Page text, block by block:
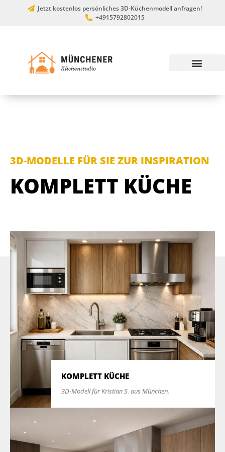
Jetzt kostenlos persönliches 3D-Küchenmodell anfragen!
+4915792802015
3D-MODELLE FÜR SIE ZUR INSPIRATION
KOMPLETT KÜCHE
KOMPLETT KÜCHE
3D-Modell für Kristian S. aus München.